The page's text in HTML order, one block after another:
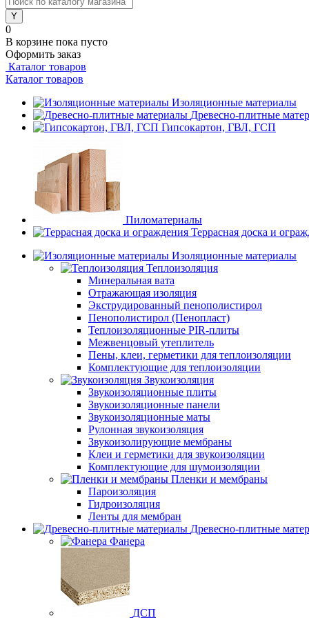
0
В корзине пока пусто
Оформить заказ
Каталог товаров
Каталог товаров
Изоляционные материалы
Древесно-плитные
Гипсокартон, ГВЛ, ГСП
Пиломатериалы
Террасная доска и
Изоляционные материалы
Теплоизоляция
Минеральная вата
Отражающая изоляция
Экструдированный пенополистирол
Пенополистирол (Пенопласт)
Теплоизоляционные PIR-плиты
Межвенцовый утеплитель
Пены, клеи, герметики для теплоизоляции
Комплектующие для теплоизоляции
Звукоизоляция
Звукоизоляционные плиты
Звукоизоляционные панели
Звукоизоляционные маты
Рулонная звукоизоляция
Звукоизолирующие мембраны
Клеи и герметики для звукоизоляции
Комплектующие для шумоизоляции
Пленки и мембраны
Пароизоляция
Гидроизоляция
Ленты для мембран
Древесно-плитные
Фанера
ДСП